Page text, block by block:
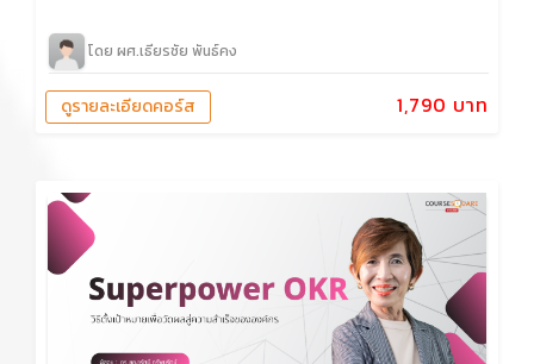
โดย ผศ.เธียรชัย พันธ์คง
1,790 บาท
ดูรายละเอียดคอร์ส